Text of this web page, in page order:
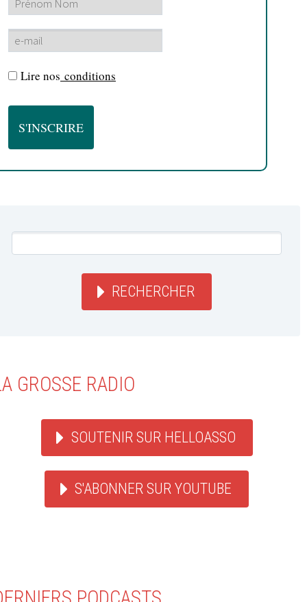
Lire nos conditions
RECHERCHER
GROSSE RADIO
SOUTENIR SUR HELLOASSO
S'ABONNER SUR YOUTUBE